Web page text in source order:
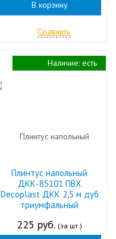
В корзину
Сравнить
Плинтус напольный
ДКК-85101 ПВХ
Decoplast ДКК 2,5 м дуб
триумфальный
225 руб. (за шт.)
Наличие: есть